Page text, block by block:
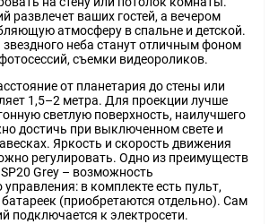
развлечет ваших гостей, а вечером
атмосферу в спальне и детской.
неба станут отличным фоном
съемки видеороликов.
от планетария до стены или
1,5–2 метра. Для проекции лучше
светлую поверхность, наилучшего
достичь при выключенном свете и
Яркость и скорость движения
регулировать. Одно из преимуществ
Grey – возможность
управления: в комплекте есть пульт,
(приобретаются отдельно). Сам
подключается к электросети.